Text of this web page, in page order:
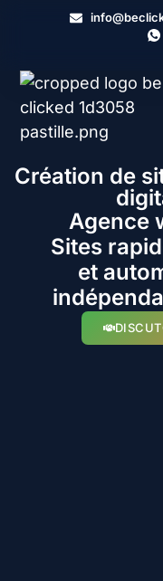
Création de
Agence
Sites
et